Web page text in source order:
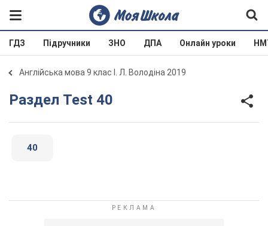
ГДЗ Підручники ЗНО ДПА Онлайн уроки
Англійська мова 9 клас І. Л. Володіна 2019
Раздел Test 40
40